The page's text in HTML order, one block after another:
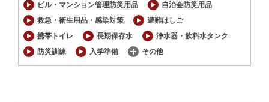
ビル・マンション管理防災用品
自治会防災用品
救急・衛生用品・感染対策
避難はしご
携帯トイレ
長期保存水
浄水器・飲料水タンク
防災訓練
入学準備 その他